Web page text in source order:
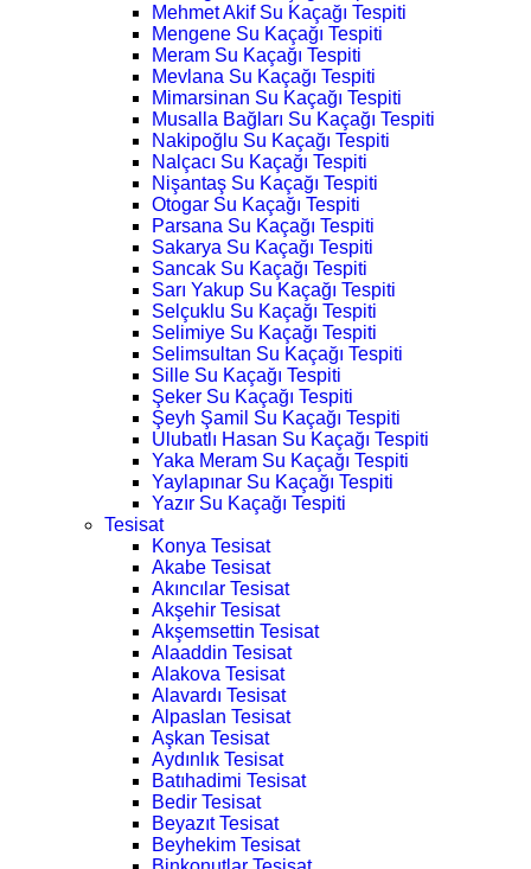
Mehmet Akif Su Kaçağı Tespiti
Mengene Su Kaçağı Tespiti
Meram Su Kaçağı Tespiti
Mevlana Su Kaçağı Tespiti
Mimarsinan Su Kaçağı Tespiti
Musalla Bağları Su Kaçağı Tespiti
Nakipoğlu Su Kaçağı Tespiti
Nalçacı Su Kaçağı Tespiti
Nişantaş Su Kaçağı Tespiti
Otogar Su Kaçağı Tespiti
Parsana Su Kaçağı Tespiti
Sakarya Su Kaçağı Tespiti
Sancak Su Kaçağı Tespiti
Sarı Yakup Su Kaçağı Tespiti
Selçuklu Su Kaçağı Tespiti
Selimiye Su Kaçağı Tespiti
Selimsultan Su Kaçağı Tespiti
Sille Su Kaçağı Tespiti
Şeker Su Kaçağı Tespiti
Şeyh Şamil Su Kaçağı Tespiti
Ulubatlı Hasan Su Kaçağı Tespiti
Yaka Meram Su Kaçağı Tespiti
Yaylapınar Su Kaçağı Tespiti
Yazır Su Kaçağı Tespiti
Tesisat
Konya Tesisat
Akabe Tesisat
Akıncılar Tesisat
Akşehir Tesisat
Akşemsettin Tesisat
Alaaddin Tesisat
Alakova Tesisat
Alavardı Tesisat
Alpaslan Tesisat
Aşkan Tesisat
Aydınlık Tesisat
Batıhadimi Tesisat
Bedir Tesisat
Beyazıt Tesisat
Beyhekim Tesisat